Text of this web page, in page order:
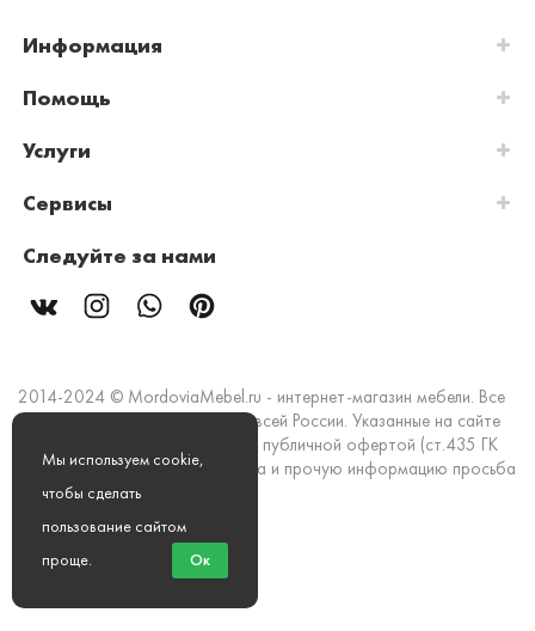
Информация
Помощь
Услуги
Сервисы
Следуйте за нами
2014-2024 © MordoviaMebel.ru - интернет-магазин мебели. Все
права защищены. Доставка по всей России. Указанные на сайте
цены и информация не являются публичной офертой (ст.435 ГК
РФ). Стоимость, наличие товара и прочую информацию просьба
уточнять в офисах продаж.
Мы принимаем к оплате:
Мы используем cookie,
чтобы сделать
пользование сайтом
проще. Ок